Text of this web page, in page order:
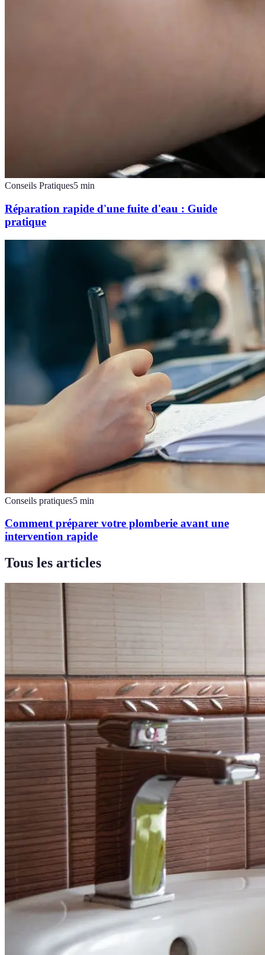
Conseils Pratiques5 min
Réparation rapide d'une fuite d'eau : Guide
pratique
Conseils pratiques5 min
Comment préparer votre plomberie avant une
intervention rapide
Tous les articles